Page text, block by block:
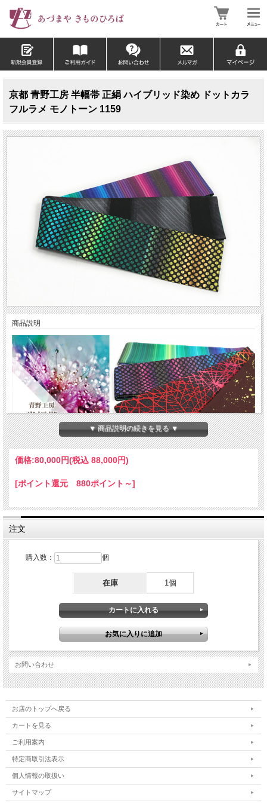
京都 青野工房 半幅帯 正絹 ハイブリッド染め ドットカラ
フルラメ モノトーン 1159
商品説明
▼ 商品説明の続きを見る ▼
価格:80,000円(税込 88,000円)
[ポイント還元 880ポイント～]
注文
購入数： 個
在庫 1個
お問い合わせ
お店のトップへ戻る
カートを見る
ご利用案内
特定商取引法表示
個人情報の取扱い
サイトマップ